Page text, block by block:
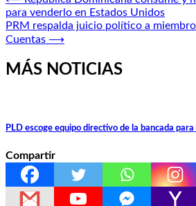
de
entradas
para venderlo en Estados Unidos
PRM respalda juicio político a
Cuentas ⟶
MÁS NOTICIAS
PLD escoge equipo directivo de la bancada
Compartir